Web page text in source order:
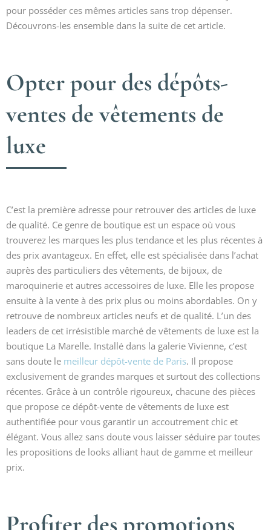
pour posséder ces mêmes articles sans trop dépenser.
Découvrons-les ensemble dans la suite de cet article.
Opter pour des dépôts-
ventes de vêtements de
luxe
C’est la première adresse pour retrouver des articles de luxe
de qualité. Ce genre de boutique est un espace où vous
trouverez les marques les plus tendance et les plus récentes à
des prix avantageux. En effet, elle est spécialisée dans l’achat
auprès des particuliers des vêtements, de bijoux, de
maroquinerie et autres accessoires de luxe. Elle les propose
ensuite à la vente à des prix plus ou moins abordables. On y
retrouve de nombreux articles neufs et de qualité. L’un des
leaders de cet irrésistible marché de vêtements de luxe est la
boutique La Marelle. Installé dans la galerie Vivienne, c’est
sans doute le meilleur dépôt-vente de Paris. Il propose
exclusivement de grandes marques et surtout des collections
récentes. Grâce à un contrôle rigoureux, chacune des pièces
que propose ce dépôt-vente de vêtements de luxe est
authentifiée pour vous garantir un accoutrement chic et
élégant. Vous allez sans doute vous laisser séduire par toutes
les propositions de looks alliant haut de gamme et meilleur
prix.
Profiter des promotions